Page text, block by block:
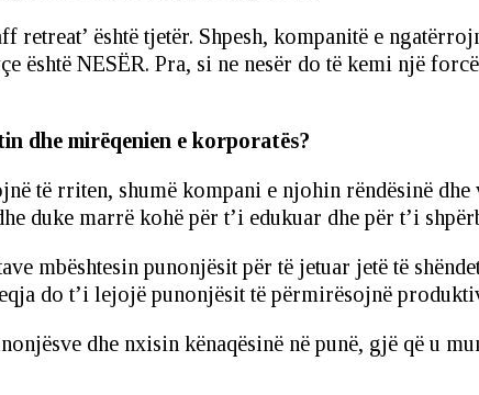
retreat’ është tjetër. Shpesh, kompanitë e
është NESËR. Pra, si ne nesër do të kemi një
dhe mirëqenien e korporatës?
të rriten, shumë kompani e njohin rëndësinë
duke marrë kohë për t’i edukuar dhe për t’i
mbështesin punonjësit për të jetuar jetë të
do t’i lejojë punonjësit të përmirësojnë
dhe nxisin kënaqësinë në punë, gjë që u